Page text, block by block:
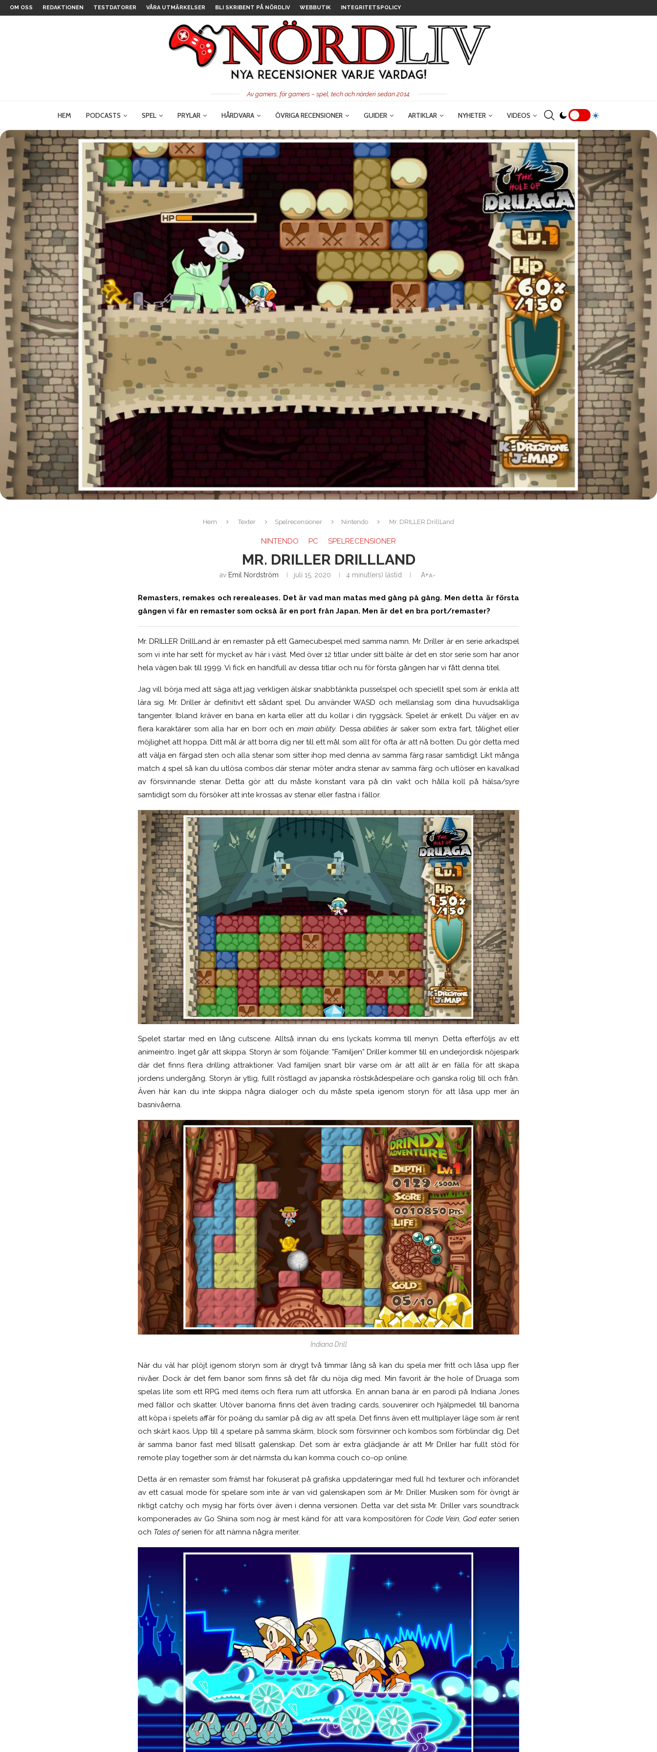
OM OSS REDAKTIONEN TESTDATORER VÅRA UTMÄRKELSER BLI SKRIBENT PÅ NÖRDLIV WEBBUTIK INTEGRITETSPOLICY
Av gamers, för gamers – spel, tech och nörderi sedan 2014.
HEM PODCASTS SPEL PRYLAR HÅRDVARA ÖVRIGA RECENSIONER GUIDER ARTIKLAR NYHETER VIDEOS
Hem Texter Spelrecensioner Nintendo Mr. DRILLER DrillLand
NINTENDO PC SPELRECENSIONER
MR. DRILLER DRILLLAND
av Emil Nordström juli 15, 2020 4 minut(ers) lästid A+A-
Remasters, remakes och rerealeases. Det är vad man matas med gång på gång. Men detta är första
gången vi får en remaster som också är en port från Japan. Men är det en bra port/remaster?
Mr. DRILLER DrillLand är en remaster på ett Gamecubespel med samma namn. Mr. Driller är en serie arkadspel
som vi inte har sett för mycket av här i väst. Med över 12 titlar under sitt bälte är det en stor serie som har anor
hela vägen bak till 1999. Vi fick en handfull av dessa titlar och nu för första gången har vi fått denna titel.
Jag vill börja med att säga att jag verkligen älskar snabbtänkta pusselspel och speciellt spel som är enkla att
lära sig. Mr. Driller är definitivt ett sådant spel. Du använder WASD och mellanslag som dina huvudsakliga
tangenter. Ibland kräver en bana en karta eller att du kollar i din ryggsäck. Spelet är enkelt. Du väljer en av
flera karaktärer som alla har en borr och en main ability. Dessaabilities är saker som extra fart, tålighet eller
möjlighet att hoppa. Ditt mål är att borra dig ner till ett mål som allt för ofta är att nå botten. Du gör detta med
att välja en färgad sten och alla stenar som sitter ihop med denna av samma färg rasar samtidigt. Likt många
match 4 spel så kan du utlösa combos där stenar möter andra stenar av samma färg och utlöser en kavalkad
av försvinnande stenar. Detta gör att du måste konstant vara på din vakt och hålla koll på hälsa/syre
samtidigt som du försöker att inte krossas av stenar eller fastna i fällor.
Spelet startar med en lång cutscene. Alltså innan du ens lyckats komma till menyn. Detta efterföljs av ett
animeintro. Inget går att skippa. Storyn är som följande: ”Familjen” Driller kommer till en underjordisk nöjespark
där det finns flera drilling attraktioner. Vad familjen snart blir varse om är att allt är en fälla för att skapa
jordens undergång. Storyn är ytlig, fullt röstlagd av japanska röstskådespelare och ganska rolig till och från.
Även här kan du inte skippa några dialoger och du måste spela igenom storyn för att låsa upp mer än
basnivåerna.
Indiana Drill
När du väl har plöjt igenom storyn som är drygt två timmar lång så kan du spela mer fritt och låsa upp fler
nivåer. Dock är det fem banor som finns så det får du nöja dig med. Min favorit är the hole of Druaga som
spelas lite som ett RPG med items och flera rum att utforska. En annan bana är en parodi på Indiana Jones
med fällor och skatter. Utöver banorna finns det även trading cards, souvenirer och hjälpmedel till banorna
att köpa i spelets affär för poäng du samlar på dig av att spela. Det finns även ett multiplayer läge som är rent
och skärt kaos. Upp till 4 spelare på samma skärm, block som försvinner och kombos som förblindar dig. Det
är samma banor fast med tillsatt galenskap. Det som är extra glädjande är att Mr Driller har fullt stöd för
remote play together som är det närmsta du kan komma couch co-op online.
Detta är en remaster som främst har fokuserat på grafiska uppdateringar med full hd texturer och införandet
av ett casual mode för spelare som inte är van vid galenskapen som är Mr. Driller. Musiken som för övrigt är
riktigt catchy och mysig har förts över även i denna versionen. Detta var det sista Mr. Driller vars soundtrack
komponerades av Go Shiina som nog är mest känd för att vara kompositören förCode Vein,God eaterserien
och Tales ofserien för att nämna några meriter.